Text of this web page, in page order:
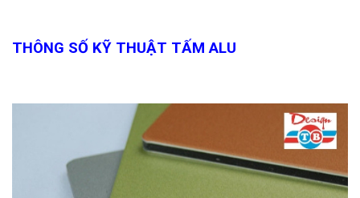
THÔNG SỐ KỸ THUẬT TẤM ALU